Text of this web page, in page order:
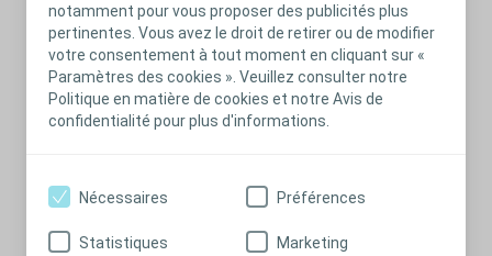
notamment pour vous proposer des publicités plus
pertinentes. Vous avez le droit de retirer ou de modifier
votre consentement à tout moment en cliquant sur «
Paramètres des cookies ». Veuillez consulter notre
Politique en matière de cookies et notre Avis de
confidentialité pour plus d'informations.
Nécessaires Préférences
Statistiques Marketing
Fermer